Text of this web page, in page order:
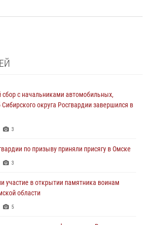
с начальниками автомобильных,
округа Росгвардии завершился в
3
по призыву приняли присягу в Омске
3
участие в открытии памятника воинам
области
5